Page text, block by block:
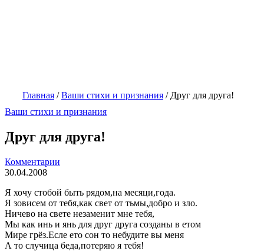
Главная /Ваши стихи и признания / Друг для друга!
Ваши стихи и признания
Друг для друга!
Комментарии
30.04.2008
Я хочу стобой быть рядом,на месяци,года.
Я зовисем от тебя,как свет от тьмы,добро и зло.
Ничево на свете незаменит мне тебя,
Мы как инь и янь для друг друга созданы в етом
Мире грёз.Есле ето сон то небудите вы меня
А то случица беда,потеряю я тебя!